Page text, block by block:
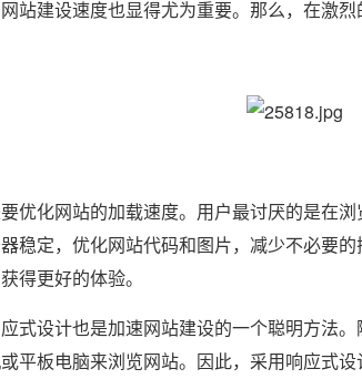
站建设速度也显得尤为重要。那么，在激
优化网站的加载速度。用户最讨厌的是在
稳定，优化网站代码和图片，减少不必要
得更好的体验。
式设计也是加速网站建设的一个聪明方法
平板电脑来浏览网站。因此，采用响应式